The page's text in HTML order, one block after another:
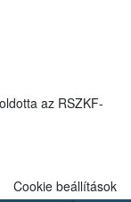
az RSZKF-
Cookie beállítások